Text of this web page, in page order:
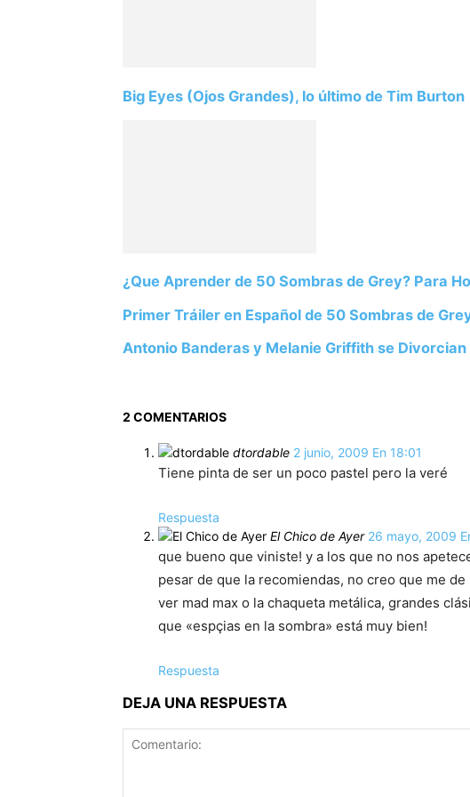
Big Eyes (Ojos Grandes), lo último de Tim Burton
¿Que Aprender de 50 Sombras de Grey? Para
Primer Tráiler en Español de 50 Sombras de
Antonio Banderas y Melanie Griffith se Divorcian
2 COMENTARIOS
dtordable 2 junio, 2009 En 18:01
Tiene pinta de ser un poco pastel pero la veré
Respuesta
El Chico de Ayer 26 mayo, 2009
que bueno que viniste! y a los que no nos
pesar de que la recomiendas, no creo que me
ver mad max o la chaqueta metálica, grandes
que «espçias en la sombra» está muy bien!
Respuesta
DEJA UNA RESPUESTA